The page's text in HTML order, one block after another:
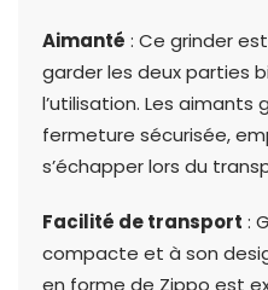
Aimanté : Ce grinder
garder les deux parties
l’utilisation. Les aimants
fermeture sécurisée,
s’échapper lors du
Facilité de transport :
compacte et à son